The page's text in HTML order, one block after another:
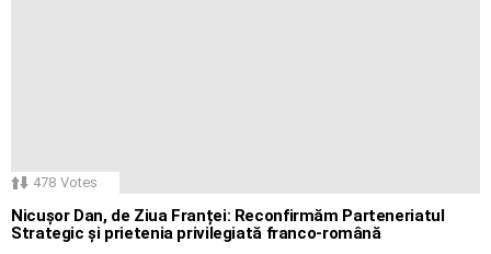
478 Votes
Nicușor Dan, de Ziua Franței: Reconfirmăm Parteneriatul
Strategic și prietenia privilegiată franco-română